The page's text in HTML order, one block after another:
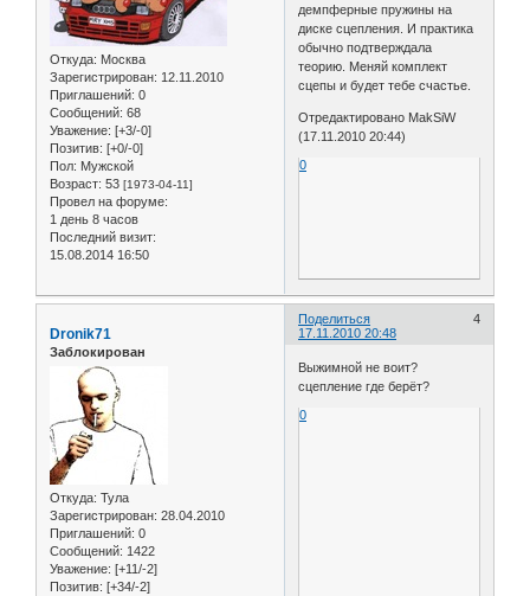
Откуда: Москва
Зарегистрирован: 12.11.2010
Приглашений: 0
Сообщений: 68
Уважение: [+3/-0]
Позитив: [+0/-0]
Пол: Мужской
Возраст: 53 [1973-04-11]
Провел на форуме:
1 день 8 часов
Последний визит:
15.08.2014 16:50
демпферные пружины на
диске сцепления. И практика
обычно подтверждала
теорию. Меняй комплект
сцепы и будет тебе счастье.
Отредактировано MakSiW
(17.11.2010 20:44)
0
Поделиться
4
17.11.2010 20:48
Dronik71
Заблокирован
Откуда: Тула
Зарегистрирован: 28.04.2010
Приглашений: 0
Сообщений: 1422
Уважение: [+11/-2]
Позитив: [+34/-2]
Выжимной не воит?
сцепление где берёт?
0